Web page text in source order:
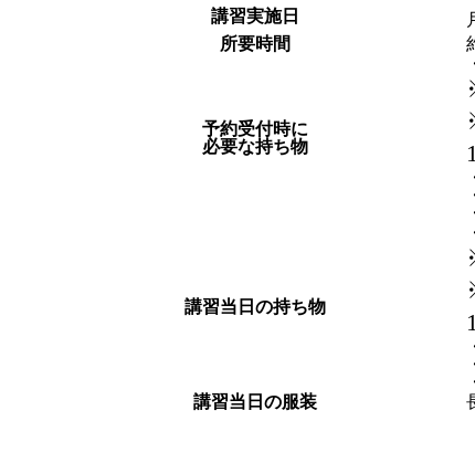
講習実施日
所要時間
予約受付時に
必要な持ち物
講習当日の持ち物
講習当日の服装